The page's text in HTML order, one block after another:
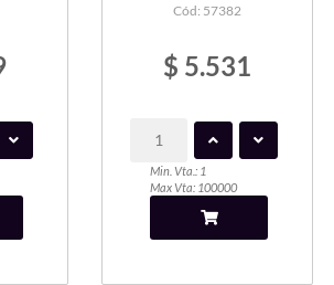
Cód: 57382
$ 5.531
Min. Vta.: 1
Max Vta: 100000